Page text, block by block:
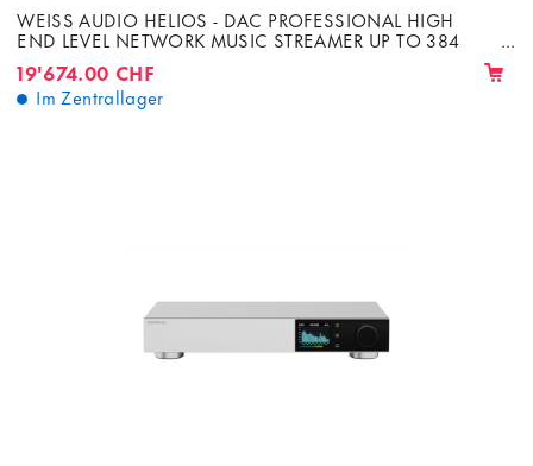
WEISS AUDIO HELIOS - DAC PROFESSIONAL HIGH
END LEVEL NETWORK MUSIC STREAMER UP TO 384
19'674.00 CHF
Im Zentrallager